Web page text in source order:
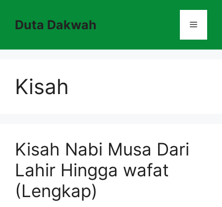
contentDuta Dakwah Menu
Kisah
Kisah Nabi Musa Dari
Lahir Hingga wafat
(Lengkap)